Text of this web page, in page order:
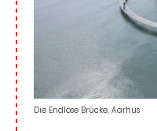
Die Endlose Brücke, Aarhus